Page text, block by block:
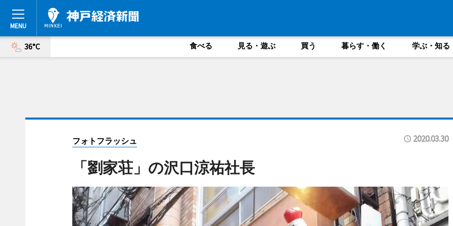
36°C 食べる 見る・遊ぶ 買う 暮らす・働く 学ぶ・知る
フォトフラッシュ 2020.03.30
「劉家荘」の沢口涼祐社長